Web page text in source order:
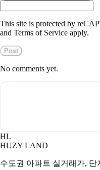
This site is protected by
and Terms of Service apply.
Post
No comments yet.
HL
HUZY LAND
수도권 아파트 실거래가,